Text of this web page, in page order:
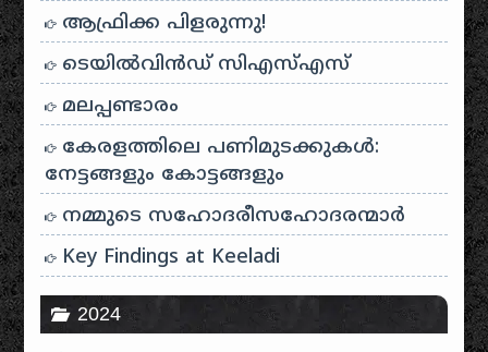
ആഫ്രിക്ക പിളരുന്നു!
ടെയിൽ‌വിൻഡ് സി‌എസ്‌എസ്
മലപ്പണ്ടാരം
കേരളത്തിലെ പണിമുടക്കുകൾ:
നേട്ടങ്ങളും കോട്ടങ്ങളും
നമ്മുടെ സഹോദരീസഹോദരന്മാർ
Key Findings at Keeladi
2024